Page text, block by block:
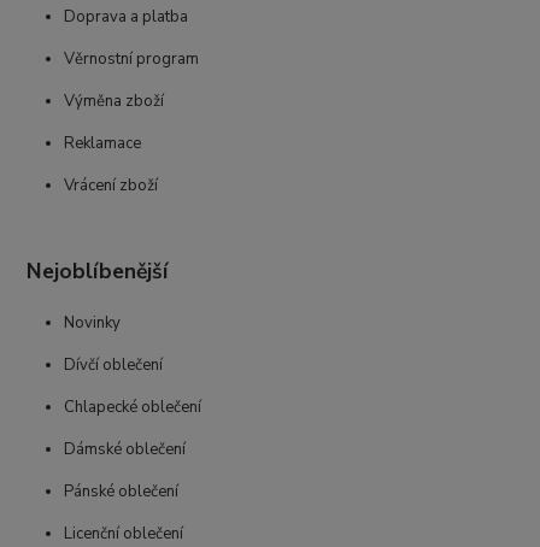
Doprava a platba
Věrnostní program
Výměna zboží
Reklamace
Vrácení zboží
Nejoblíbenější
Novinky
Dívčí oblečení
Chlapecké oblečení
Dámské oblečení
Pánské oblečení
Licenční oblečení